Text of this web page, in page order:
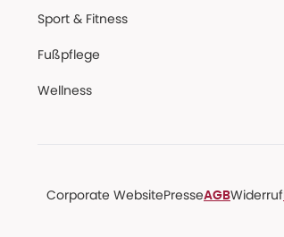
Sport & Fitness
Fußpflege
Wellness
Corporate WebsitePresseAGBWiderruf